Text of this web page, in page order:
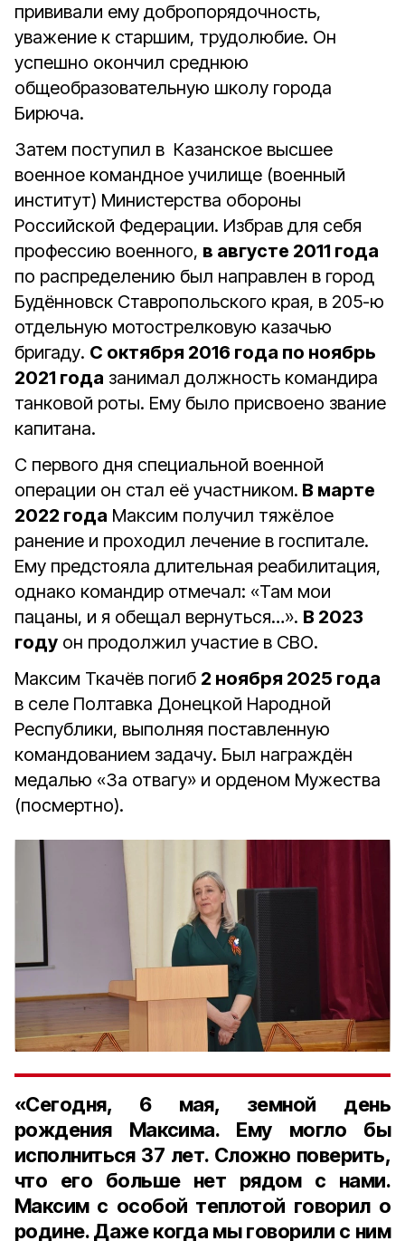
прививали ему добропорядочность,
уважение к старшим, трудолюбие. Он
успешно окончил среднюю
общеобразовательную школу города
Бирюча.
Затем поступил в Казанское высшее
военное командное училище (военный
институт) Министерства обороны
Российской Федерации. Избрав для себя
профессию военного, в августе 2011 года
по распределению был направлен в город
Будённовск Ставропольского края, в 205-ю
отдельную мотострелковую казачью
бригаду. С октября 2016 года по ноябрь
2021 года занимал должность командира
танковой роты. Ему было присвоено звание
капитана.
С первого дня специальной военной
операции он стал её участником. В марте
2022 года Максим получил тяжёлое
ранение и проходил лечение в госпитале.
Ему предстояла длительная реабилитация,
однако командир отмечал: «Там мои
пацаны, и я обещал вернуться…». В 2023
году он продолжил участие в СВО.
Максим Ткачёв погиб 2 ноября 2025 года
в селе Полтавка Донецкой Народной
Республики, выполняя поставленную
командованием задачу. Был награждён
медалью «За отвагу» и орденом Мужества
(посмертно).
«Сегодня, 6 мая, земной день
рождения Максима. Ему могло бы
исполниться 37 лет. Сложно поверить,
что его больше нет рядом с нами.
Максим с особой теплотой говорил о
родине. Даже когда мы говорили с ним